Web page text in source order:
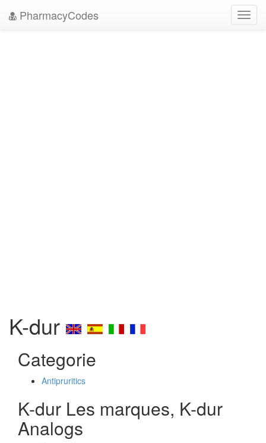
PharmacyCodes
K-dur
Categorie
Antipruritics
K-dur Les marques, K-dur
Analogs